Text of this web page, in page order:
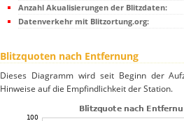
Anzahl Akualisierungen der Blitzdaten:
Datenverkehr mit Blitzortung.org:
Blitzquoten nach Entfernung
Dieses Diagramm wird seit Beginn der
Hinweise auf die Empfindlichkeit der Station.